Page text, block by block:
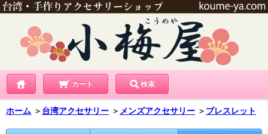
カート 検索
ホーム ＞ 台湾アクセサリー ＞ メンズアクセサリー ＞ ブレスレット